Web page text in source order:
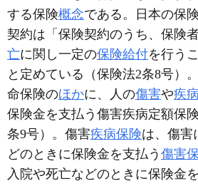
する保険概念である。日本の保
契約は「保険契約のうち、保険
亡に関し一定の保険給付を行う
と定めている（保険法2条8号）
命保険のほかに、人の傷害や疾病
保険金を支払う傷害疾病定額保
条9号）。傷害疾病保険は、傷害
どのときに保険金を支払う 傷害
入院や死亡などのときに保険金